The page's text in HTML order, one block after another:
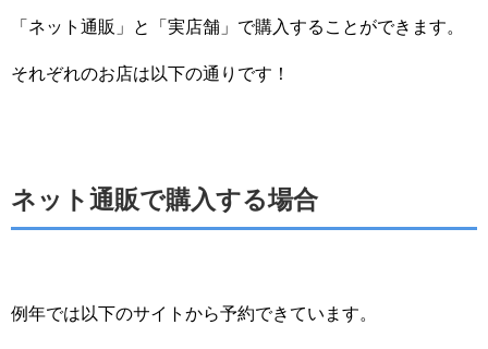
「ネット通販」と「実店舗」で購入することができます。
それぞれのお店は以下の通りです！
ネット通販で購入する場合
例年では以下のサイトから予約できています。